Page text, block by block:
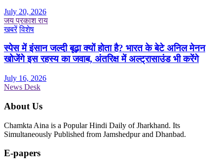
July 20, 2026
जय प्रकाश राय
खबरें विशेष
स्पेस में इंसान जल्दी बूढ़ा क्यों होता है? भारत के बेटे अनिल मेनन
खोजेंगे इस रहस्य का जवाब, अंतरिक्ष में अल्ट्रासाउंड भी करेंगे
July 16, 2026
News Desk
About Us
Chamkta Aina is a Popular Hindi Daily of Jharkhand. Its
Simultaneously Published from Jamshedpur and Dhanbad.
E-papers